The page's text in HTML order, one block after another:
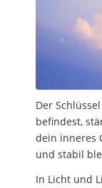
Der
befindest,
dein inneres
und stabil
In Licht und